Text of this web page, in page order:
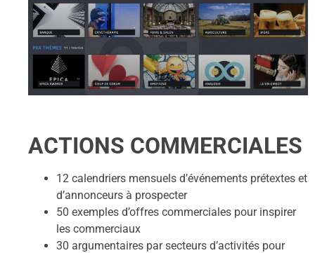
ACTIONS COMMERCIALES
12 calendriers mensuels d’événements prétextes et
d’annonceurs à prospecter
50 exemples d’offres commerciales pour inspirer
les commerciaux
30 argumentaires par secteurs d’activités pour